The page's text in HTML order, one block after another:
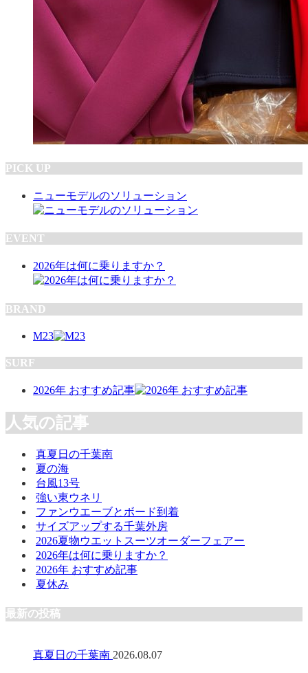
PICK UP
ニューモデルのソリューション
EVENT
2026年は何に乗りますか？
BRAND
M23
SURF
2026年 おすすめ記事
人気の記事
真夏日の千葉南
夏の海
台風13号
強い東ウネリ
ファンウエーブとボード到着
サイズアップする千葉外房
2026夏物ウエットスーツオーダーフェアー
2026年は何に乗りますか？
2026年 おすすめ記事
夏休み
最新の投稿
真夏日の千葉南 2026.08.07